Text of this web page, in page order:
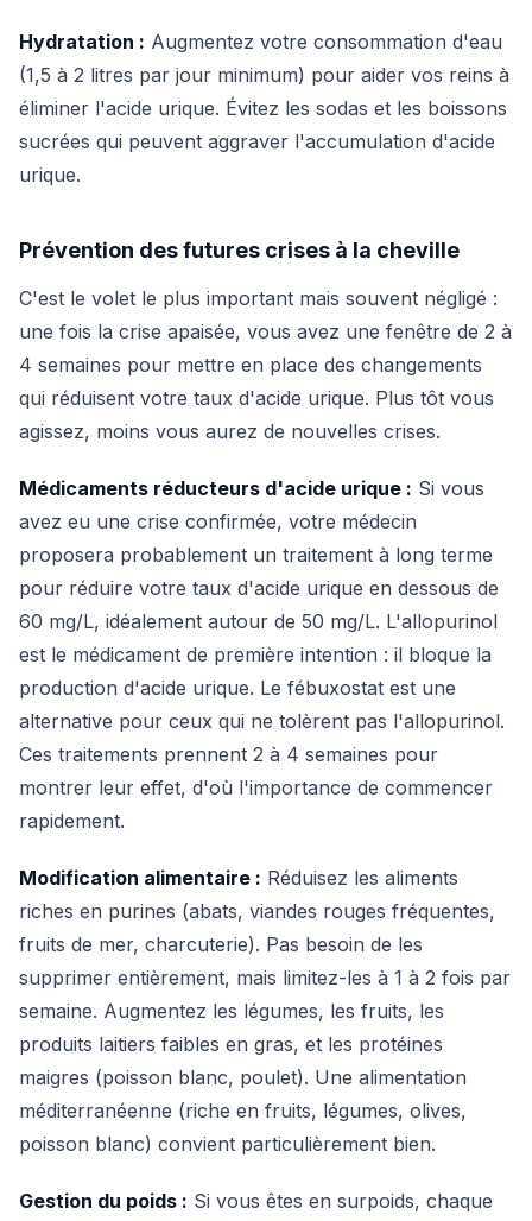
Hydratation : Augmentez votre consommation d'eau
(1,5 à 2 litres par jour minimum) pour aider vos reins à
éliminer l'acide urique. Évitez les sodas et les boissons
sucrées qui peuvent aggraver l'accumulation d'acide
urique.
Prévention des futures crises à la cheville
C'est le volet le plus important mais souvent négligé :
une fois la crise apaisée, vous avez une fenêtre de 2 à
4 semaines pour mettre en place des changements
qui réduisent votre taux d'acide urique. Plus tôt vous
agissez, moins vous aurez de nouvelles crises.
Médicaments réducteurs d'acide urique : Si vous
avez eu une crise confirmée, votre médecin
proposera probablement un traitement à long terme
pour réduire votre taux d'acide urique en dessous de
60 mg/L, idéalement autour de 50 mg/L. L'allopurinol
est le médicament de première intention : il bloque la
production d'acide urique. Le fébuxostat est une
alternative pour ceux qui ne tolèrent pas l'allopurinol.
Ces traitements prennent 2 à 4 semaines pour
montrer leur effet, d'où l'importance de commencer
rapidement.
Modification alimentaire : Réduisez les aliments
riches en purines (abats, viandes rouges fréquentes,
fruits de mer, charcuterie). Pas besoin de les
supprimer entièrement, mais limitez-les à 1 à 2 fois par
semaine. Augmentez les légumes, les fruits, les
produits laitiers faibles en gras, et les protéines
maigres (poisson blanc, poulet). Une alimentation
méditerranéenne (riche en fruits, légumes, olives,
poisson blanc) convient particulièrement bien.
Gestion du poids : Si vous êtes en surpoids, chaque